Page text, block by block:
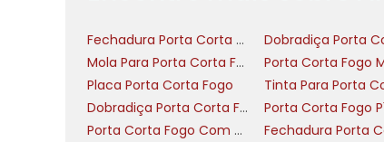
oferecem retenção estável em
Sistemas pneumáticos trabalham
rápida e boa resistência a
contaminação por óleo é
expostas a mudanças climáticas,
Fechadura Porta Corta Fogo
Mola Para Porta Corta Fogo
Placa Porta Corta Fogo
Dobradiça Porta Corta Fogo Com Mola
Porta Corta Fogo
Porta Corta Fogo Com Visor